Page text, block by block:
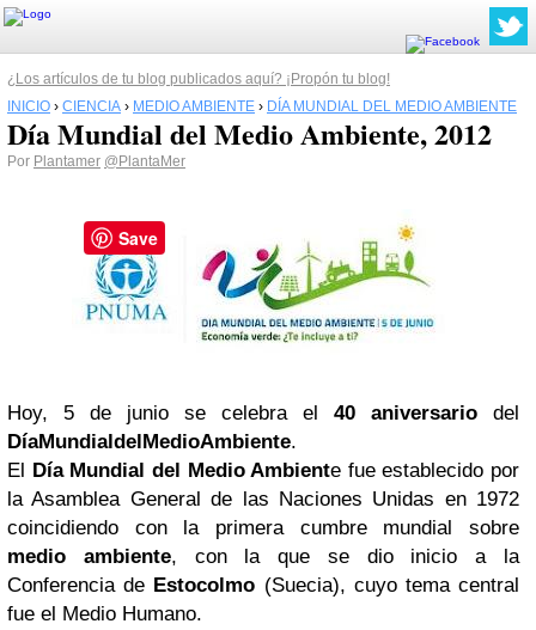
¿Los artículos de tu blog publicados aquí? ¡Propón tu blog!
INICIO › CIENCIA › MEDIO AMBIENTE › DÍA MUNDIAL DEL MEDIO AMBIENTE
Día Mundial del Medio Ambiente, 2012
Por Plantamer @PlantaMer
Hoy, 5 de junio se celebra el 40 aniversario del
DíaMundialdelMedioAmbiente.
El Día Mundial del Medio Ambiente fue establecido por
la Asamblea General de las Naciones Unidas en 1972
coincidiendo con la primera cumbre mundial sobre
medio ambiente, con la que se dio inicio a la
Conferencia de Estocolmo (Suecia), cuyo tema central
fue el Medio Humano.
Save